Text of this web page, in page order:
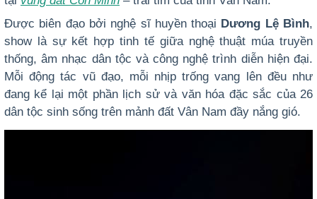
Được biên đạo bởi nghệ sĩ huyền thoại Dương Lệ Bình,
show là sự kết hợp tinh tế giữa nghệ thuật múa truyền
thống, âm nhạc dân tộc và công nghệ trình diễn hiện đại.
Mỗi động tác vũ đạo, mỗi nhịp trống vang lên đều như
đang kể lại một phần lịch sử và văn hóa đặc sắc của 26
dân tộc sinh sống trên mảnh đất Vân Nam đầy nắng gió.